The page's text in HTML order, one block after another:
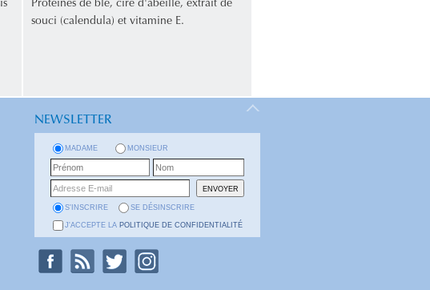
Protéines de blé, cire d'abeille, extrait de
souci (calendula) et vitamine E.
NEWSLETTER
MADAME MONSIEUR
S'INSCRIRE SE DÉSINSCRIRE
J'ACCEPTE LA POLITIQUE DE CONFIDENTIALITÉ